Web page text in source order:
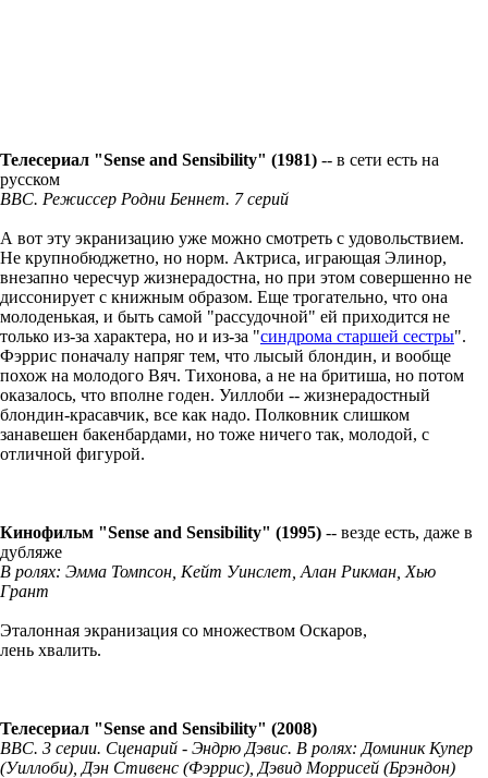
Телесериал "Sense and Sensibility" (1981) -- в сети есть на
русском
BBC. Режиссер Родни Беннет. 7 серий
А вот эту экранизацию уже можно смотреть с удовольствием.
Не крупнобюджетно, но норм. Актриса, играющая Элинор,
внезапно чересчур жизнерадостна, но при этом совершенно не
диссонирует с книжным образом. Еще трогательно, что она
молоденькая, и быть самой "рассудочной" ей приходится не
только из-за характера, но и из-за "синдрома старшей сестры".
Фэррис поначалу напряг тем, что лысый блондин, и вообще
похож на молодого Вяч. Тихонова, а не на бритиша, но потом
оказалось, что вполне годен. Уиллоби -- жизнерадостный
блондин-красавчик, все как надо. Полковник слишком
занавешен бакенбардами, но тоже ничего так, молодой, с
отличной фигурой.
Кинофильм "Sense and Sensibility" (1995) -- везде есть, даже в
дубляже
В ролях: Эмма Томпсон, Кейт Уинслет, Алан Рикман, Хью
Грант
Эталонная экранизация со множеством Оскаров,
лень хвалить.
Телесериал "Sense and Sensibility" (2008)
BBC. 3 серии. Сценарий - Эндрю Дэвис. В ролях: Доминик Купер
(Уиллоби), Дэн Стивенс (Фэррис), Дэвид Моррисей (Брэндон)